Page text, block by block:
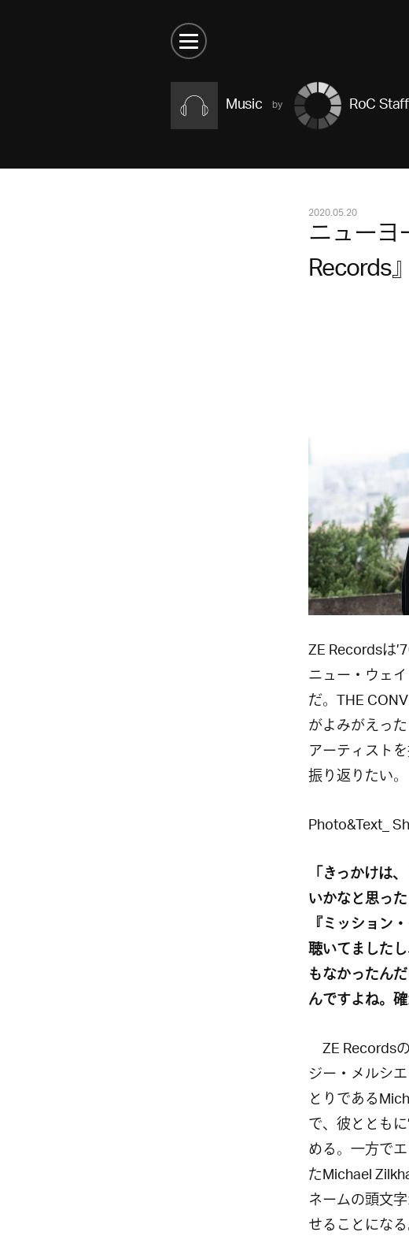
Music RoC Staff
2020.05.20
ニュー
Records
ZE Recordsは
ニュー・ウェ
だ。THE
がよみがえっ
アーティスト
振り返りたい。
Photo&Text_
「きっかけは
いかなと思っ
『ミッション
聴いてました
もなかったん
んですよね。
ZE Records
ジー・メルシ
とりである
で、彼ととも
める。一方で
たMichael
ネームの頭文
せることになる